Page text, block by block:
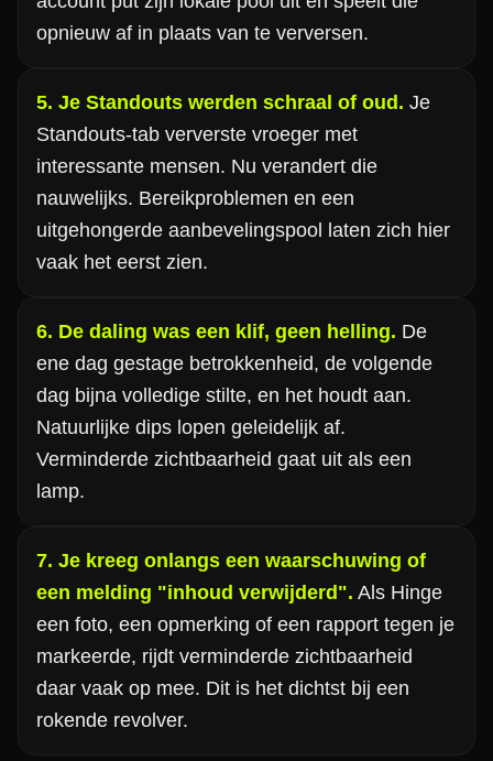
opnieuw af in plaats van te verversen.
5. Je Standouts werden schraal of oud. Je
Standouts-tab ververste vroeger met
interessante mensen. Nu verandert die
nauwelijks. Bereikproblemen en een
uitgehongerde aanbevelingspool laten zich hier
vaak het eerst zien.
6. De daling was een klif, geen helling. De
ene dag gestage betrokkenheid, de volgende
dag bijna volledige stilte, en het houdt aan.
Natuurlijke dips lopen geleidelijk af.
Verminderde zichtbaarheid gaat uit als een
lamp.
7. Je kreeg onlangs een waarschuwing of
een melding "inhoud verwijderd". Als Hinge
een foto, een opmerking of een rapport tegen je
markeerde, rijdt verminderde zichtbaarheid
daar vaak op mee. Dit is het dichtst bij een
rokende revolver.